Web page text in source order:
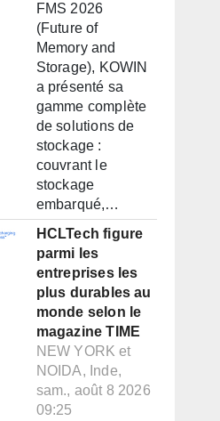
FMS 2026
(Future of
Memory and
Storage), KOWIN
a présenté sa
gamme complète
de solutions de
stockage :
couvrant le
stockage
embarqué,…
HCLTech figure
parmi les
entreprises les
plus durables au
monde selon le
magazine TIME
NEW YORK et
NOIDA, Inde,
sam., août 8 2026
09:25